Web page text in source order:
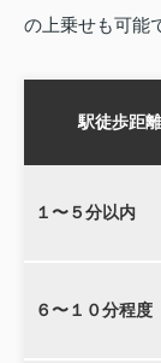
の上乗せも可能
駅徒歩距離
１〜５分以内
６〜１０分程度